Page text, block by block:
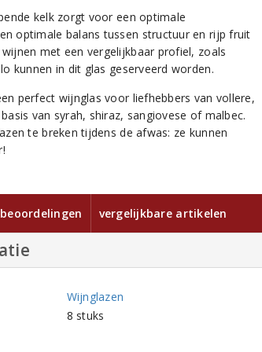
kelk zorgt voor een optimale
optimale balans tussen structuur en rijp fruit
met een vergelijkbaar profiel, zoals
kunnen in dit glas geserveerd worden.
perfect wijnglas voor liefhebbers van vollere,
van syrah, shiraz, sangiovese of malbec.
te breken tijdens de afwas: ze kunnen
beoordelingen vergelijkbare artikelen
Wijnglazen
8 stuks